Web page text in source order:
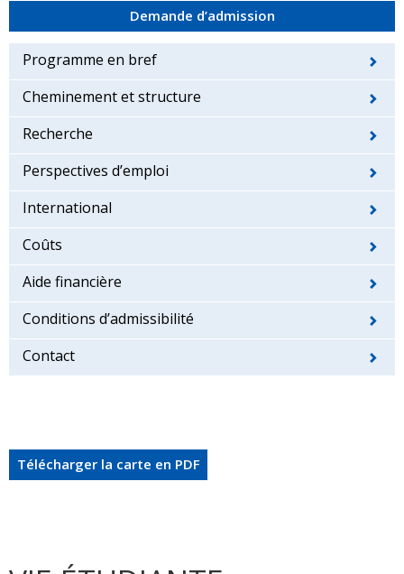
Demande d’admission
Programme en bref
Cheminement et structure
Recherche
Perspectives d’emploi
International
Coûts
Aide financière
Conditions d’admissibilité
Contact
Télécharger la carte en PDF